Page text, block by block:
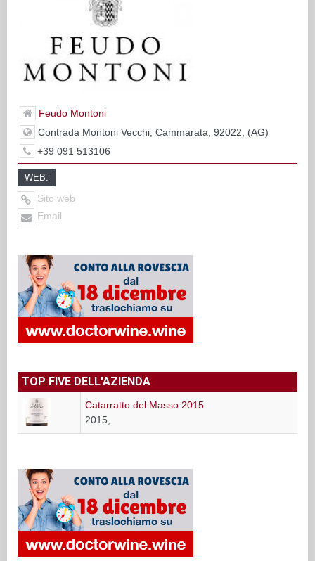
Feudo Montoni
Contrada Montoni Vecchi, Cammarata, 92022, (AG)
+39 091 513106
WEB:
Sito web
Email
TOP FIVE DELL'AZIENDA
Catarratto del Masso 2015
2015,